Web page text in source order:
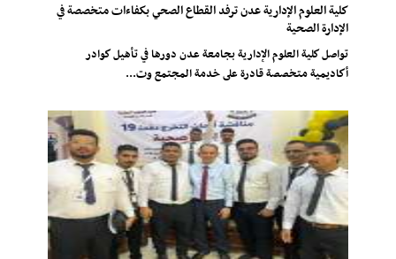
كلية العلوم الإدارية عدن ترفد القطاع الصحي بكفاءات متخصصة في
الإدارة الصحية
تواصل كلية العلوم الإدارية بجامعة عدن دورها في تأهيل كوادر
أكاديمية متخصصة قادرة على خدمة المجتمع وت...